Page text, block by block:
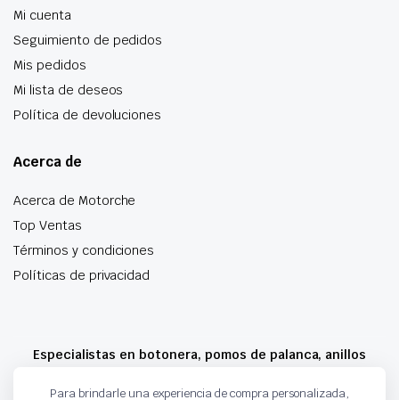
Mi cuenta
Seguimiento de pedidos
Mis pedidos
Mi lista de deseos
Política de devoluciones
Acerca de
Acerca de Motorche
Top Ventas
Términos y condiciones
Políticas de privacidad
Especialistas en botonera, pomos de palanca, anillos
Para brindarle una experiencia de compra personalizada,